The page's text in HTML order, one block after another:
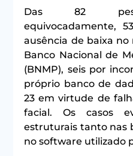
Das 82
equivocadamente,
ausência de baixa
Banco Nacional de
(BNMP), seis por
próprio banco de
23 em virtude de
facial. Os casos
estruturais tanto nas
no software utilizado